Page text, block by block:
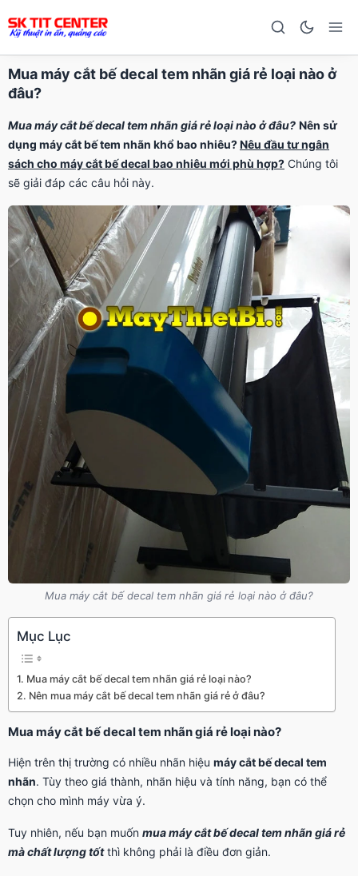
Mua máy cắt bế decal tem nhãn giá rẻ loại nào ở
đâu?
Mua máy cắt bế decal tem nhãn giá rẻ loại nào ở đâu? Nên sử
dụng máy cắt bế tem nhãn khổ bao nhiêu?Nêu đầu tư ngân
sách cho máy cắt bế decal bao nhiêu mới phù hợp? Chúng tôi
sẽ giải đáp các câu hỏi này.
Mua máy cắt bế decal tem nhãn giá rẻ loại nào ở đâu?
Mục Lục
Mua máy cắt bế decal tem nhãn giá rẻ loại nào?
Nên mua máy cắt bế decal tem nhãn giá rẻ ở đâu?
Mua máy cắt bế decal tem nhãn giá rẻ loại nào?
Hiện trên thị trường có nhiều nhãn hiệu máy cắt bế decal tem
nhãn. Tùy theo giá thành, nhãn hiệu và tính năng, bạn có thể
chọn cho mình máy vừa ý.
Tuy nhiên, nếu bạn muốn mua máy cắt bế decal tem nhãn giá rẻ
mà chất lượng tốtthì không phải là điều đơn giản.